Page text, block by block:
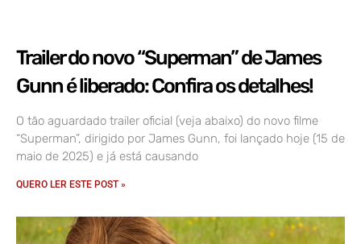
Trailer do novo “Superman” de James
Gunn é liberado: Confira os detalhes!
O tão aguardado trailer oficial (veja abaixo) do novo filme
“Superman”, dirigido por James Gunn, foi lançado hoje (15 de
maio de 2025) e já está causando
QUERO LER ESTE POST »